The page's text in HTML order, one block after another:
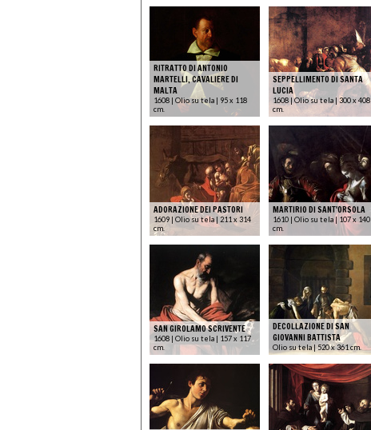
RITRATTO DI ANTONIO
MARTELLI, CAVALIERE DI
MALTA
1608 | Olio su tela | 95 x 118
cm.
SEPPELLIMENTO DI SANTA
LUCIA
1608 | Olio su tela | 300 x 408
cm.
ADORAZIONE DEI PASTORI
1609 | Olio su tela | 211 x 314
cm.
MARTIRIO DI SANT'ORSOLA
1610 | Olio su tela | 107 x 140
cm.
SAN GIROLAMO SCRIVENTE
1608 | Olio su tela | 157 x 117
cm.
DECOLLAZIONE DI SAN
GIOVANNI BATTISTA
Olio su tela | 520 x 361 cm.